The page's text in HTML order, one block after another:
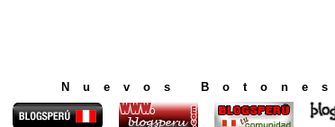
Nuevos Botones